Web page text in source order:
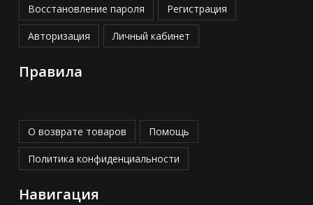
Восстановление пароля Регистрация
Авторизация Личный кабинет
Правила
О возврате товаров Помощь
Политика конфиденциальности
Навигация